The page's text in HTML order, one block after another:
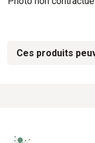
Ces produits